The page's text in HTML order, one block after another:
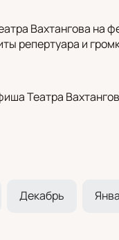
Вахтангова на
репертуара и
Театра
Декабрь